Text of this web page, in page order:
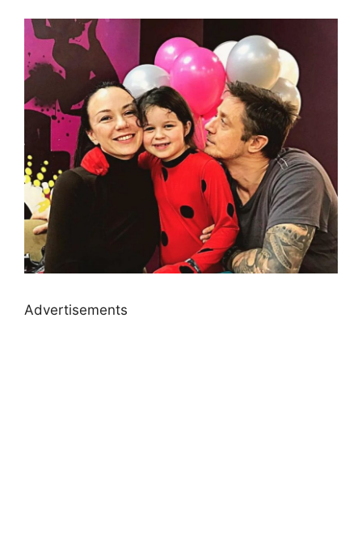
Advertisements